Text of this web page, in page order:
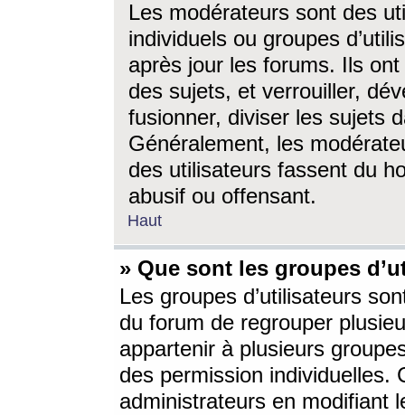
Les modérateurs sont des
individuels ou groupes
après jour les forums. Ils ont
des sujets, et verrouiller,
fusionner, diviser les sujets
Généralement, les
des utilisateurs fassent du
abusif ou offensant.
Haut
» Que sont les groupes
Les groupes d’utilisateurs
du forum de regrouper
appartenir à plusieurs
des permission individuelles.
administrateurs en modifiant